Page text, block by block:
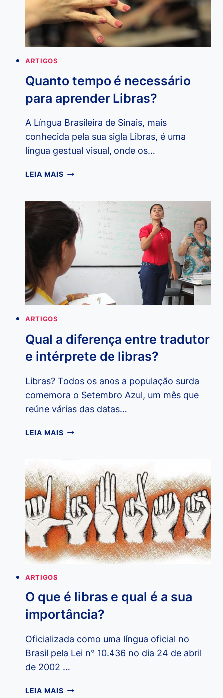
ARTIGOS
Quanto tempo é necessário
para aprender Libras?
A Língua Brasileira de Sinais, mais
conhecida pela sua sigla Libras, é uma
língua gestual visual, onde os…
LEIA MAISQUANTO
NECESSÁRIO
PARA
APRENDER
LIBRAS?
ARTIGOS
Qual a diferença entre tradutor
e intérprete de libras?
Libras? Todos os anos a população surda
comemora o Setembro Azul, um mês que
reúne várias das datas…
LEIA MAISQUAL
TRADUTOR
E
INTÉRPRETE
DE
LIBRAS?
ARTIGOS
O que é libras e qual é a sua
importância?
Oficializada como uma língua oficial no
Brasil pela Lei n° 10.436 no dia 24 de abril
de 2002 …
LEIA MAISO